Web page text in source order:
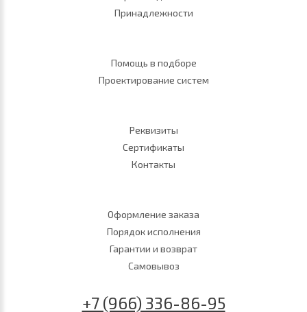
Принадлежности
Помощь в подборе
Проектирование систем
Реквизиты
Сертификаты
Контакты
Оформление заказа
Порядок исполнения
Гарантии и возврат
Самовывоз
+7 (966) 336-86-95